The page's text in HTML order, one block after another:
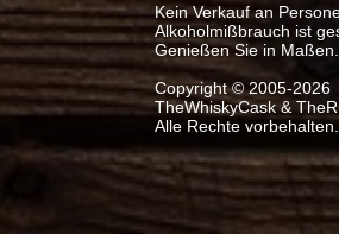
Kein Verkauf an
Alkoholmißbrauch ist
Genießen Sie in Maßen.
Copyright © 2005-2026
TheWhiskyCask &
Alle Rechte vorbehalten.